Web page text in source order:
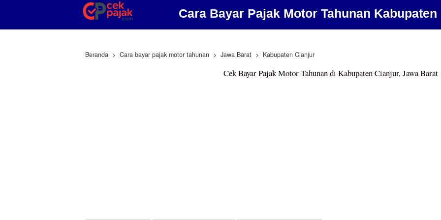
Cara Bayar Pajak Motor Tahunan
Beranda Cara bayar pajak motor tahunan Jawa Barat Kabupaten Cianjur
Cek Bayar Pajak Motor Tahunan di Kabupaten Cianjur, Jawa Barat